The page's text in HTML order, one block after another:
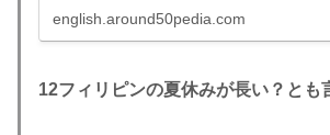
english.around50pedia.com
12フィリピンの夏休みが長い？とも